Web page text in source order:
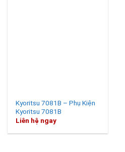
Kyoritsu 7081B – Phụ Kiện
Kyoritsu 7081B
Liên hệ ngay